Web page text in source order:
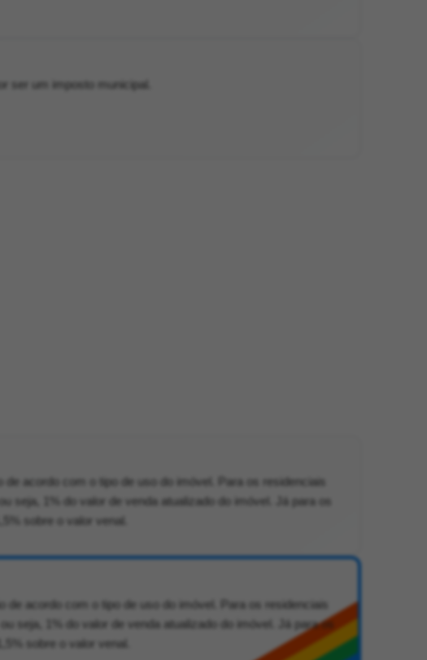
ser um imposto municipal.
de acordo com o tipo de uso do imóvel. Para os residenciais
seja, 1% do valor de venda atualizado do imóvel. Já para os
sobre o valor venal.
de acordo com o tipo de uso do imóvel. Para os residenciais
seja, 1% do valor de venda atualizado do imóvel. Já para os
sobre o valor venal.